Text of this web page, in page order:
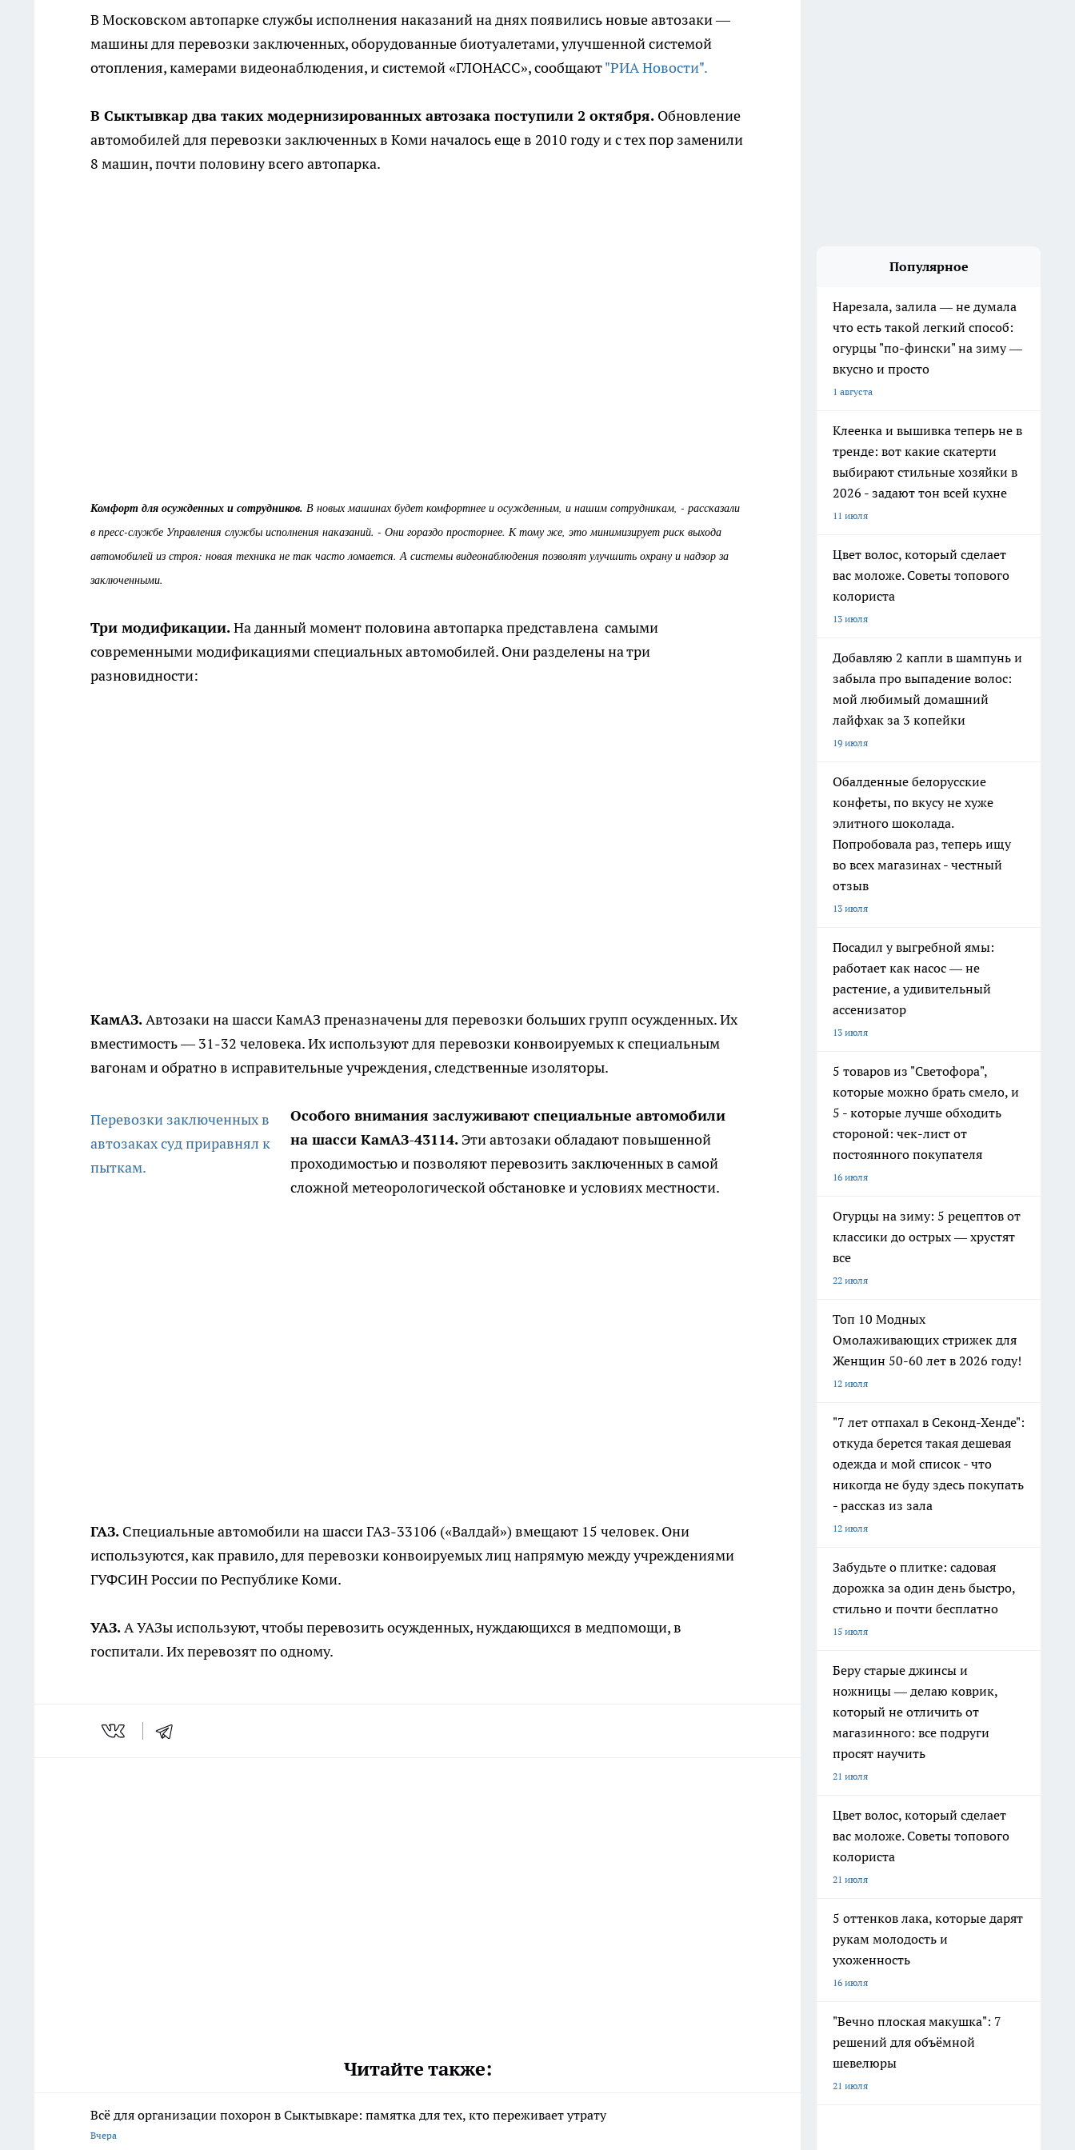
В Московском автопарке службы исполнения наказаний на днях появились новые автозаки —
машины для перевозки заключенных, оборудованные биотуалетами, улучшенной системой
отопления, камерами видеонаблюдения, и системой «ГЛОНАСС», сообщают"РИА Новости".
В Сыктывкар два таких модернизированных автозака поступили 2 октября. Обновление
автомобилей для перевозки заключенных в Коми началось еще в 2010 году и с тех пор заменили
8 машин, почти половину всего автопарка.
Комфорт для осужденных и сотрудников. В новых машинах будет комфортнее и осужденным, и нашим сотрудникам, - рассказали
в пресс-службе Управления службы исполнения наказаний. - Они гораздо просторнее. К тому же, это минимизирует риск выхода
автомобилей из строя: новая техника не так часто ломается. А системы видеонаблюдения позволят улучшить охрану и надзор за
заключенными.
Три модификации.На данный момент половина автопарка представлена самыми
современными модификациями специальных автомобилей. Они разделены на три
разновидности:
КамАЗ.Автозаки на шасси КамАЗ преназначены для перевозки больших групп осужденных. Их
вместимость — 31-32 человека. Их используют для перевозки конвоируемых к специальным
вагонам и обратно в исправительные учреждения, следственные изоляторы.
Перевозки заключенных в
автозаках суд приравнял к
пыткам.
Особого внимания заслуживают специальные автомобили
на шасси КамАЗ-43114. Эти автозаки обладают повышенной
проходимостью и позволяют перевозить заключенных в самой
сложной метеорологической обстановке и условиях местности.
ГАЗ. Специальные автомобили на шасси ГАЗ-33106 («Валдай») вмещают 15 человек. Они
используются, как правило, для перевозки конвоируемых лиц напрямую между учреждениями
ГУФСИН России по Республике Коми.
УАЗ.А УАЗы используют, чтобы перевозить осужденных, нуждающихся в медпомощи, в
госпитали. Их перевозят по одному.
Читайте также:
Всё для организации похорон в Сыктывкаре: памятка для тех, кто переживает утрату
Вчера
Популярное
Нарезала, залила — не думала
что есть такой легкий способ:
огурцы "по-фински" на зиму —
вкусно и просто
1 августа
Клеенка и вышивка теперь не в
тренде: вот какие скатерти
выбирают стильные хозяйки в
2026 - задают тон всей кухне
11 июля
Цвет волос, который сделает
вас моложе. Советы топового
колориста
13 июля
Добавляю 2 капли в шампунь и
забыла про выпадение волос:
мой любимый домашний
лайфхак за 3 копейки
19 июля
Обалденные белорусские
конфеты, по вкусу не хуже
элитного шоколада.
Попробовала раз, теперь ищу
во всех магазинах - честный
отзыв
13 июля
Посадил у выгребной ямы:
работает как насос — не
растение, а удивительный
ассенизатор
13 июля
5 товаров из "Светофора",
которые можно брать смело, и
5 - которые лучше обходить
стороной: чек-лист от
постоянного покупателя
16 июля
Огурцы на зиму: 5 рецептов от
классики до острых — хрустят
все
22 июля
Топ 10 Модных
Омолаживающих стрижек для
Женщин 50-60 лет в 2026 году!
12 июля
"7 лет отпахал в Секонд-Хенде":
откуда берется такая дешевая
одежда и мой список - что
никогда не буду здесь покупать
- рассказ из зала
12 июля
Забудьте о плитке: садовая
дорожка за один день быстро,
стильно и почти бесплатно
15 июля
Беру старые джинсы и
ножницы — делаю коврик,
который не отличить от
магазинного: все подруги
просят научить
21 июля
Цвет волос, который сделает
вас моложе. Советы топового
колориста
21 июля
5 оттенков лака, которые дарят
рукам молодость и
ухоженность
16 июля
"Вечно плоская макушка": 7
решений для объёмной
шевелюры
21 июля